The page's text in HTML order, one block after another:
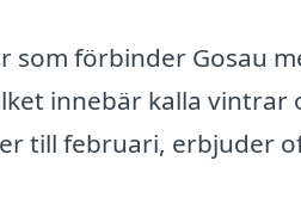
som förbinder Gosau
innebär kalla vintrar
till februari, erbjuder